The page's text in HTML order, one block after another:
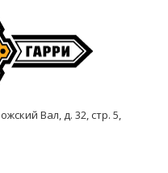
Вал, д. 32, стр. 5,